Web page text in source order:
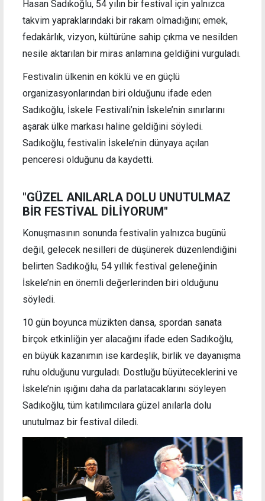
Hasan Sadıkoğlu, 54 yılın bir festival için yalnızca
takvim yapraklarındaki bir rakam olmadığını; emek,
fedakârlık, vizyon, kültürüne sahip çıkma ve nesilden
nesile aktarılan bir miras anlamına geldiğini vurguladı.
Festivalin ülkenin en köklü ve en güçlü
organizasyonlarından biri olduğunu ifade eden
Sadıkoğlu, İskele Festivali’nin İskele’nin sınırlarını
aşarak ülke markası haline geldiğini söyledi.
Sadıkoğlu, festivalin İskele’nin dünyaya açılan
penceresi olduğunu da kaydetti.
"GÜZEL ANILARLA DOLU UNUTULMAZ
BİR FESTİVAL DİLİYORUM"
Konuşmasının sonunda festivalin yalnızca bugünü
değil, gelecek nesilleri de düşünerek düzenlendiğini
belirten Sadıkoğlu, 54 yıllık festival geleneğinin
İskele’nin en önemli değerlerinden biri olduğunu
söyledi.
10 gün boyunca müzikten dansa, spordan sanata
birçok etkinliğin yer alacağını ifade eden Sadıkoğlu,
en büyük kazanımın ise kardeşlik, birlik ve dayanışma
ruhu olduğunu vurguladı. Dostluğu büyüteceklerini ve
İskele’nin ışığını daha da parlatacaklarını söyleyen
Sadıkoğlu, tüm katılımcılara güzel anılarla dolu
unutulmaz bir festival diledi.